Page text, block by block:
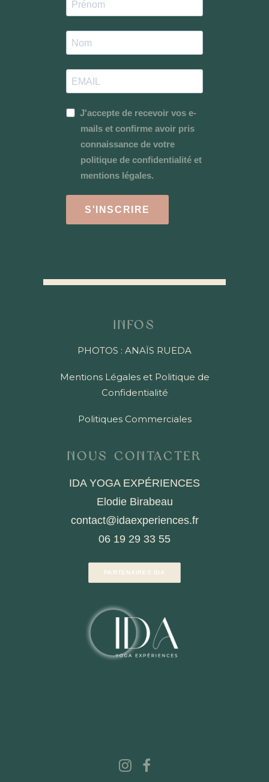
J'accepte de recevoir vos e-
mails et confirme avoir pris
connaissance de votre
politique de confidentialité et
mentions légales.
S'INSCRIRE
Infos
PHOTOS : ANAÏS RUEDA
Mentions Légales et Politique de
Confidentialité
Politiques Commerciales
Nous contacter
IDA YOGA EXPÉRIENCES
Elodie Birabeau
contact@idaexperiences.fr
06 19 29 33 55
PARTENAIRES IDA